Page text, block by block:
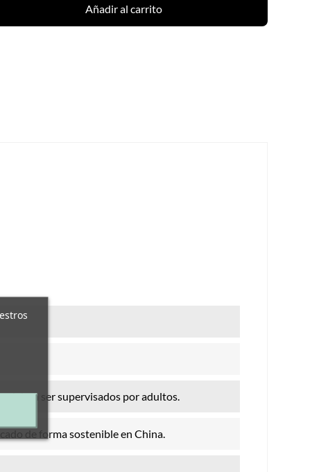
Añadir al carrito
deben ser supervisados por adultos.
de forma sostenible en China.